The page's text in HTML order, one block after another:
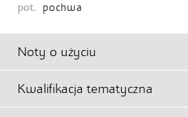
pot.
pochwa
Noty o użyciu
Kwalifikacja tematyczna